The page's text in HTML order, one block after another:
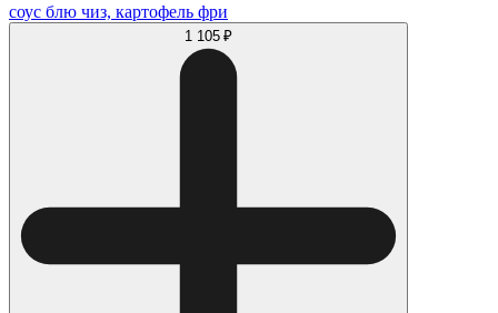
соус блю чиз, картофель фри
1 105 ₽